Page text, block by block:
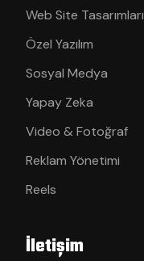
Web Site Tasarımları
Özel Yazılım
Sosyal Medya
Yapay Zeka
Video & Fotoğraf
Reklam Yönetimi
Reels
İletişim